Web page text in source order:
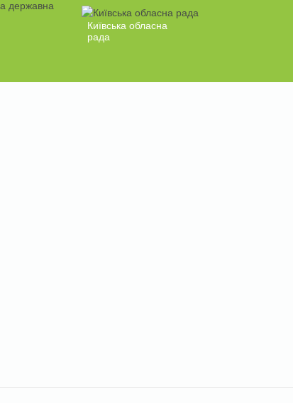
Київська обласна
рада